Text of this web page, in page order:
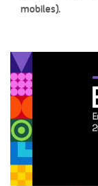
mobiles).